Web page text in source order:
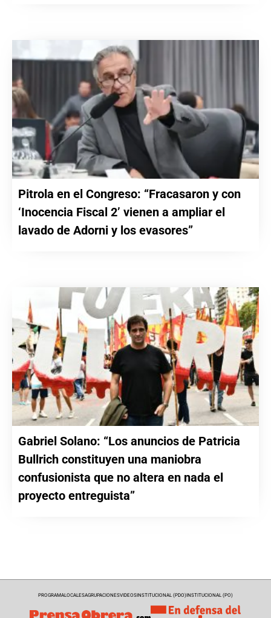
Pitrola en el Congreso: “Fracasaron y con
‘Inocencia Fiscal 2’ vienen a ampliar el
lavado de Adorni y los evasores”
Gabriel Solano: “Los anuncios de Patricia
Bullrich constituyen una maniobra
confusionista que no altera en nada el
proyecto entreguista”
PROGRAMALOCALESAGRUPACIONESVIDEOSINSTITUCIONAL (PDO)INSTITUCIONAL (PO)